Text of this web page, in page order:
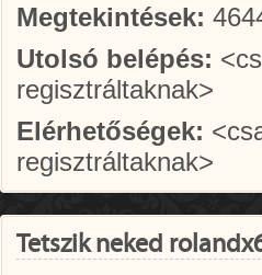
Megtekintések:
Utolsó belépés:
regisztráltaknak>
Elérhetőségek:
regisztráltaknak>
Tetszik neked